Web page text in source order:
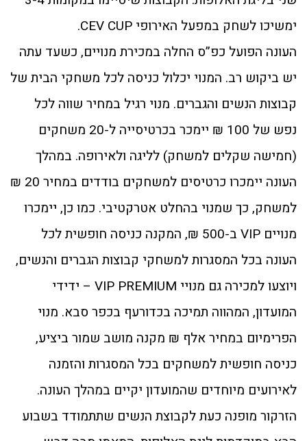
ימשיכו לשחק במפעל האירופי CEV CUP.
העונה הפועל כפ”ס החלה במכירת מנויים, כשעד עתה
יש ביקוש רב. המנוי יכלול כניסה לכל משחקי הבית של
קבוצות הנשים והגברים. מנוי רגיל במחיר שווה לכל
נפש של 100 ₪ יימכר בכרטיסייה ל-20 משחקים
(חמישה שקלים למשחק) לליגה ולאירופה. במהלך
העונה יימכרו כרטיסים למשחקים בודדים במחיר 20 ₪
למשחק, כך שמנוי בהחלט אטרקטיבי. כמו כן, יימכרו
מנויים VIP ב-500 ₪, המקנה כניסה חופשית לכל
העונה בכל המסגרות למשחקי קבוצות הגברים והנשים,
ויוצעו למכירה גם מנויי VIP PREMIUM – ידידי
המועדון, המהווה תמיכה בכדורעף בכפר סבא. מנוי
הפרימיום במחיר אלף ₪ מקנה מושב שמור ביציע,
כניסה חופשית למשחקים בכל המסגרות והזמנה
לאירועים מיוחדים שהמועדון יקיים במהלך העונה.
הזרקור מופנה כעת לקבוצת הנשים שתתמודד בשבוע